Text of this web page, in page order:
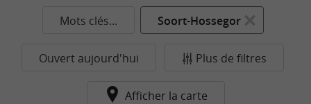
Mots clés... Soort-Hossegor
Ouvert aujourd'hui Plus de filtres
Afficher la carte